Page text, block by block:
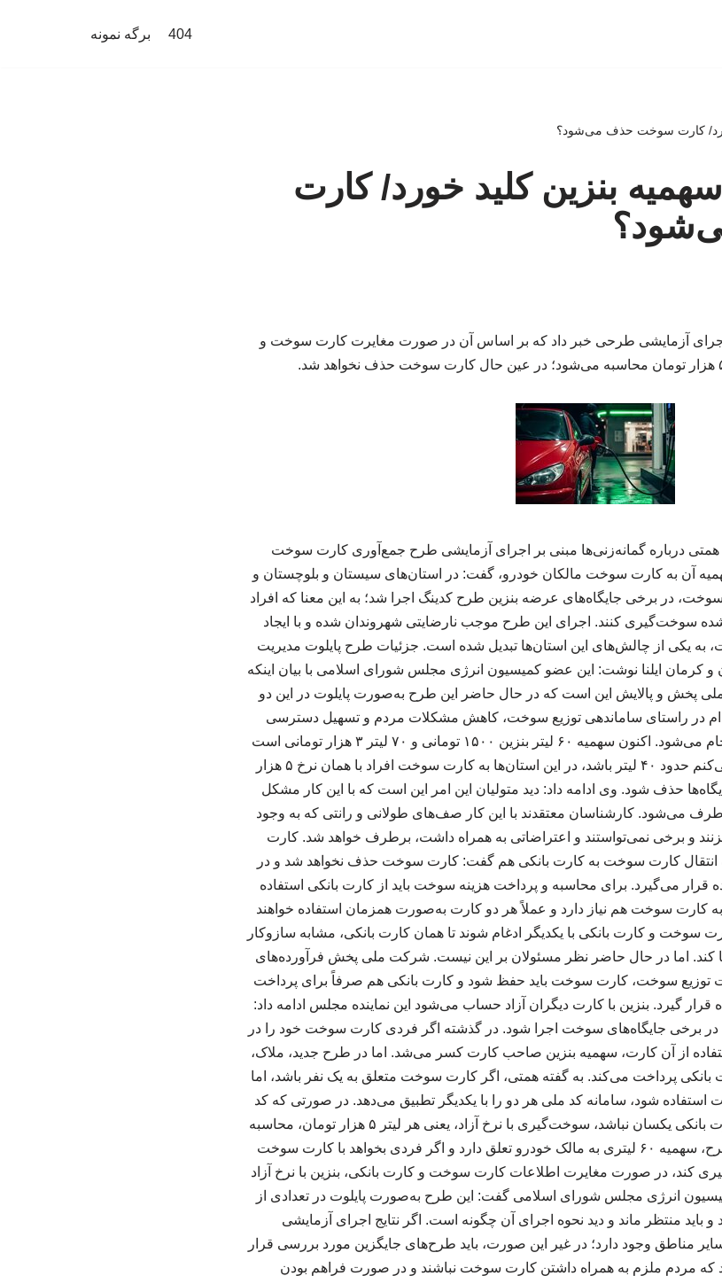
404 برگه نمونه
کارت سوخت حذف می‌شود؟
بنزین کلید خورد/ کارت
آزمایشی طرحی خبر داد که بر اساس آن در صورت مغایرت کارت سوخت و
درباره گمانه‌زنی‌ها مبنی بر اجرای آزمایشی طرح جمع‌آوری کارت سوخت
سهمیه آن به کارت سوخت مالکان خودرو، گفت: در استان‌های سیستان و بلوچستان و
سوخت، در برخی جایگاه‌های عرضه بنزین طرح کدینگ اجرا شد؛ به این معنا که افراد
سوخت‌گیری کنند. اجرای این طرح موجب نارضایتی شهروندان شده و با ایجاد
یکی از چالش‌های این استان‌ها تبدیل شده است. جزئیات طرح پایلوت مدیریت
ایلنا نوشت: این عضو کمیسیون انرژی مجلس شورای اسلامی با بیان اینکه
پخش و پالایش این است که در حال حاضر این طرح به‌صورت پایلوت در این دو
در راستای ساماندهی توزیع سوخت، کاهش مشکلات مردم و تسهیل دسترسی
شهروندان به سهمیه قانونی سوخت انجام می‌شود. اکنون سهمیه ۶۰ لیتر بنزین ۱۵۰۰ تومانی و ۷۰ لیتر ۳ هزار تومانی است
که قرار شده سهمیه آزاد را که فکر می‌کنم حدود ۴۰ لیتر باشد، در این استان‌ها به کارت سوخت افراد با همان نرخ ۵ هزار
حذف شود. وی ادامه داد: دید متولیان این امر این است که با این کار مشکل
می‌شود. کارشناسان معتقدند با این کار صف‌های طولانی و رانتی که به وجود
بزنند و برخی نمی‌تواستند و اعتراضاتی به همراه داشت، برطرف خواهد شد. کارت
کارت سوخت به کارت بانکی هم گفت: کارت سوخت حذف نخواهد شد و در
قرار می‌گیرد. برای محاسبه و پرداخت هزینه سوخت باید از کارت بانکی استفاده
کارت سوخت هم نیاز دارد و عملاً هر دو کارت به‌صورت همزمان استفاده خواهند
سوخت و کارت بانکی با یکدیگر ادغام شوند تا همان کارت بانکی، مشابه سازوکار
کند. اما در حال حاضر نظر مسئولان بر این نیست. شرکت ملی پخش فرآورده‌های
توزیع سوخت، کارت سوخت باید حفظ شود و کارت بانکی هم صرفاً برای پرداخت
قرار گیرد. بنزین با کارت دیگران آزاد حساب می‌شود این نماینده مجلس ادامه داد:
برخی جایگاه‌های سوخت اجرا شود. در گذشته اگر فردی کارت سوخت خود را در
از آن کارت، سهمیه بنزین صاحب کارت کسر می‌شد. اما در طرح جدید، ملاک،
پرداخت می‌کند. به گفته همتی، اگر کارت سوخت متعلق به یک نفر باشد، اما
شود، سامانه کد ملی هر دو را با یکدیگر تطبیق می‌دهد. در صورتی که کد
ملی صاحب کارت سوخت و دارنده کارت بانکی یکسان نباشد، سوخت‌گیری با نرخ آزاد، یعنی هر لیتر ۵ هزار تومان، محاسبه
خواهد شد. وی افزود: بر اساس این طرح، سهمیه ۶۰ لیتری به مالک خودرو تعلق دارد و اگر فردی بخواهد با کارت سوخت
کند، در صورت مغایرت اطلاعات کارت سوخت و کارت بانکی، بنزین با نرخ آزاد
انرژی مجلس شورای اسلامی گفت: این طرح به‌صورت پایلوت در تعدادی از
منتظر ماند و دید نحوه اجرای آن چگونه است. اگر نتایج اجرای آزمایشی
مناطق وجود دارد؛ در غیر این صورت، باید طرح‌های جایگزین مورد بررسی قرار
که مردم ملزم به همراه داشتن کارت سوخت نباشند و در صورت فراهم بودن